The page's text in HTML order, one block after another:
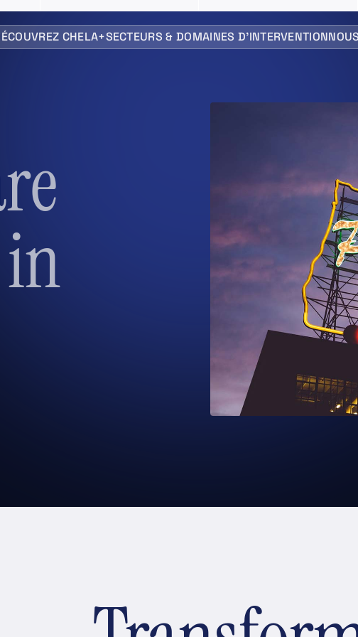
CHELA+SECTEURS & DOMAINES D’INTERVENTION